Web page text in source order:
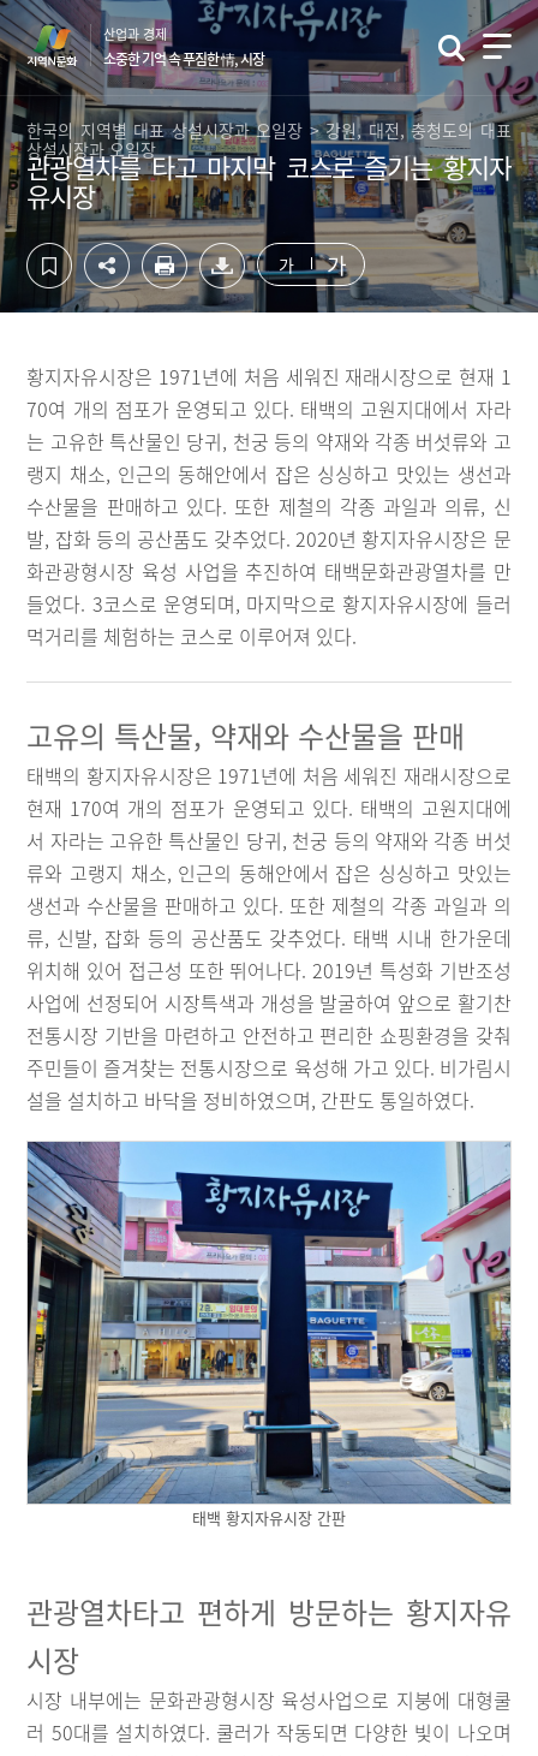
컨
텐
츠
영
역
바
로
가
기
하
단
영
역
바
로
가
기
산업과 경제
소중한 기억 속 푸짐한 情, 시장
한국의 지역별 대표 상설시장과 오일장 > 강원, 대전, 충청도의 대표
상설시장과 오일장
관광열차를 타고 마지막 코스로 즐기는 황지자
유시장
가 가
황지자유시장은 1971년에 처음 세워진 재래시장으로 현재 1
70여 개의 점포가 운영되고 있다. 태백의 고원지대에서 자라
는 고유한 특산물인 당귀, 천궁 등의 약재와 각종 버섯류와 고
랭지 채소, 인근의 동해안에서 잡은 싱싱하고 맛있는 생선과
수산물을 판매하고 있다. 또한 제철의 각종 과일과 의류, 신
발, 잡화 등의 공산품도 갖추었다. 2020년 황지자유시장은 문
화관광형시장 육성 사업을 추진하여 태백문화관광열차를 만
들었다. 3코스로 운영되며, 마지막으로 황지자유시장에 들러
먹거리를 체험하는 코스로 이루어져 있다.
고유의 특산물, 약재와 수산물을 판매
태백의 황지자유시장은 1971년에 처음 세워진 재래시장으로
현재 170여 개의 점포가 운영되고 있다. 태백의 고원지대에
서 자라는 고유한 특산물인 당귀, 천궁 등의 약재와 각종 버섯
류와 고랭지 채소, 인근의 동해안에서 잡은 싱싱하고 맛있는
생선과 수산물을 판매하고 있다. 또한 제철의 각종 과일과 의
류, 신발, 잡화 등의 공산품도 갖추었다. 태백 시내 한가운데
위치해 있어 접근성 또한 뛰어나다. 2019년 특성화 기반조성
사업에 선정되어 시장특색과 개성을 발굴하여 앞으로 활기찬
전통시장 기반을 마련하고 안전하고 편리한 쇼핑환경을 갖춰
주민들이 즐겨찾는 전통시장으로 육성해 가고 있다. 비가림시
설을 설치하고 바닥을 정비하였으며, 간판도 통일하였다.
태백 황지자유시장 간판
관광열차타고 편하게 방문하는 황지자유
시장
시장 내부에는 문화관광형시장 육성사업으로 지붕에 대형쿨
러 50대를 설치하였다. 쿨러가 작동되면 다양한 빛이 나오며